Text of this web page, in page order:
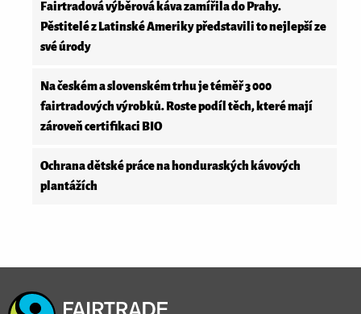
Fairtradová výběrová káva zamířila do Prahy.
Pěstitelé z Latinské Ameriky představili to nejlepší ze
své úrody
Na českém a slovenském trhu je téměř 3 000
fairtradových výrobků. Roste podíl těch, které mají
zároveň certifikaci BIO
Ochrana dětské práce na honduraských kávových
plantážích